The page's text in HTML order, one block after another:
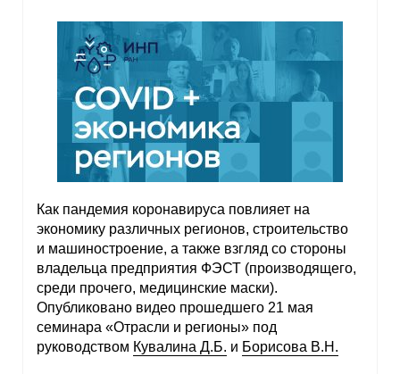
Как пандемия коронавируса повлияет на
экономику различных регионов, строительство
и машиностроение, а также взгляд со стороны
владельца предприятия ФЭСТ (производящего,
среди прочего, медицинские маски).
Опубликовано видео прошедшего 21 мая
семинара «Отрасли и регионы» под
руководством Кувалина Д.Б. и Борисова В.Н.